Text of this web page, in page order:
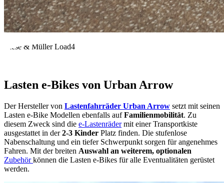
Riese & Müller Load4
Lasten e-Bikes von Urban Arrow
Der Hersteller von Lastenfahrräder Urban Arrow setzt mit seinen
Lasten e-Bike Modellen ebenfalls aufFamilienmobilität. Zu
diesem Zweck sind die e-Lastenrädermit einer Transportkiste
ausgestattet in der2-3 Kinder Platz finden. Die stufenlose
Nabenschaltung und ein tiefer Schwerpunkt sorgen für angenehmes
Fahren. Mit der breiten Auswahl an weiterem, optionalen
Zubehörkönnen die Lasten e-Bikes für alle Eventualitäten gerüstet
werden.